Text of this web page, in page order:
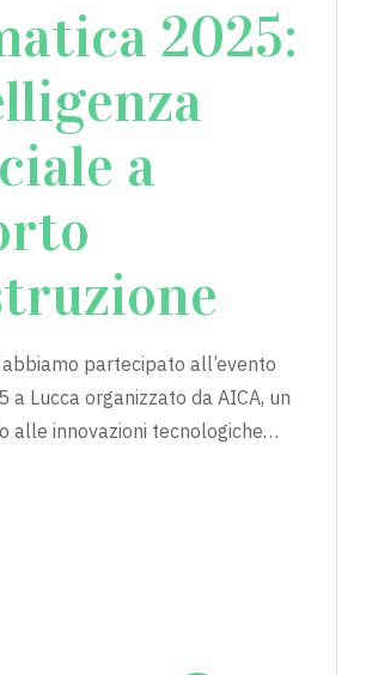
2025:
a
partecipato all’evento
a Lucca organizzato da AICA, un
alle innovazioni tecnologiche…